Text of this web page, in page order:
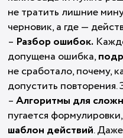
не тратить лишние
черновик, а где —
– Разбор ошибок.
допущена ошибка,
не сработало, почему,
допустить
–Алгоритмы для
пугается
шаблон действий.